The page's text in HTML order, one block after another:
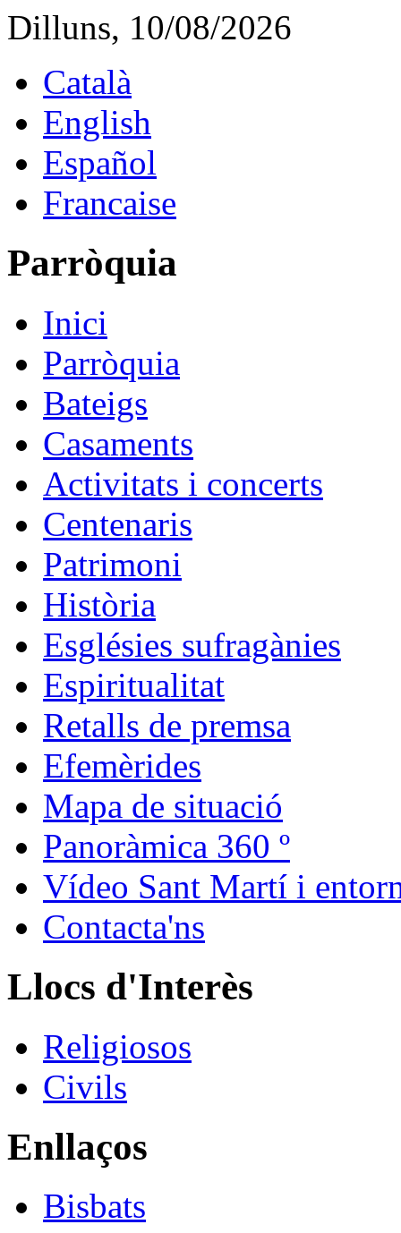
Dilluns, 10/08/2026
Català
English
Español
Francaise
Parròquia
Inici
Parròquia
Bateigs
Casaments
Activitats i concerts
Centenaris
Patrimoni
Història
Esglésies sufragànies
Espiritualitat
Retalls de premsa
Efemèrides
Mapa de situació
Panoràmica 360 º
Vídeo Sant Martí i
Contacta'ns
Llocs d'Interès
Religiosos
Civils
Enllaços
Bisbats